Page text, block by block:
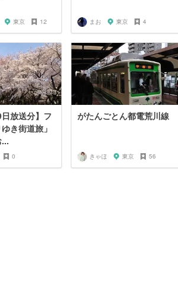
東京 12 まお 東京 4
日放送分】フ
き街道旅」
0
がたんごとん都電荒川線
きゃほ 東京 56